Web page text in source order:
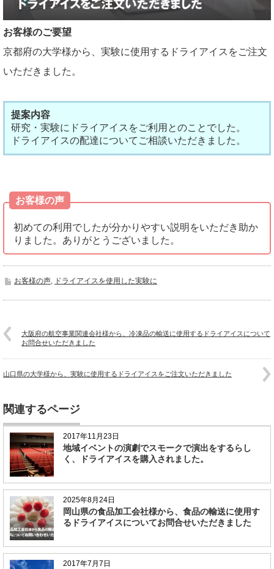
お客様のご要望
京都府の大学様から、実験に使用するドライアイスをご注文
いただきました。
提案内容
研究・実験にドライアイスをご利用とのことでした。
ドライアイスの配達についてご相談いただきました。
お客様の声
初めての利用でしたが分かりやすい説明をいただき助か
りました。ありがとうございました。
お客様の声, ドライアイスを使用した実験に
大阪府の航空事業関連会社様から、冷凍品の輸送に使用するドライアイスについて
お問合せいただきました
山口県の大学様から、実験に使用するドライアイスをご注文いただきました
関連するページ
2017年11月23日
地域イベントの演劇でスモークで演出をするらし
く、ドライアイスを購入されました。
2025年8月24日
岡山県の食品加工会社様から、食品の輸送に使用す
るドライアイスについてお問合せいただきました
2017年7月7日